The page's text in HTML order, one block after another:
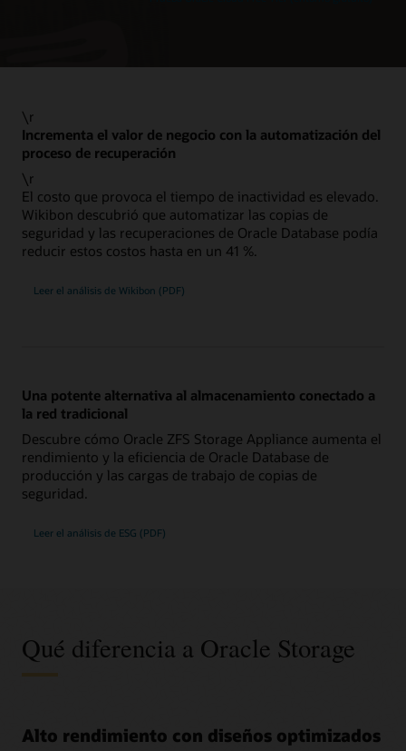
\r
Incrementa el valor de negocio con la automatización del
proceso de recuperación
\r
El costo que provoca el tiempo de inactividad es elevado.
Wikibon descubrió que automatizar las copias de
seguridad y las recuperaciones de Oracle Database podía
reducir estos costos hasta en un 41 %.
Leer el análisis de Wikibon (PDF)
Una potente alternativa al almacenamiento conectado a
la red tradicional
Descubre cómo Oracle ZFS Storage Appliance aumenta el
rendimiento y la eficiencia de Oracle Database de
producción y las cargas de trabajo de copias de
seguridad.
Leer el análisis de ESG (PDF)
Qué diferencia a Oracle Storage
Alto rendimiento con diseños optimizados